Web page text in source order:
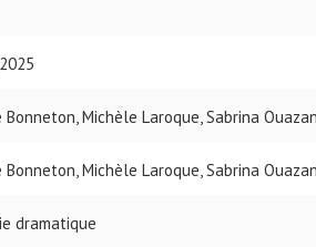
Bonneton, Michèle Laroque, Sabrina
Bonneton, Michèle Laroque, Sabrina
dramatique